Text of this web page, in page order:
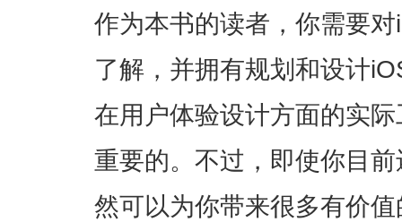
作为本书的读者，你需要
了解，并拥有规划和设计
在用户体验设计方面的实
重要的。不过，即使你目
然可以为你带来很多有价